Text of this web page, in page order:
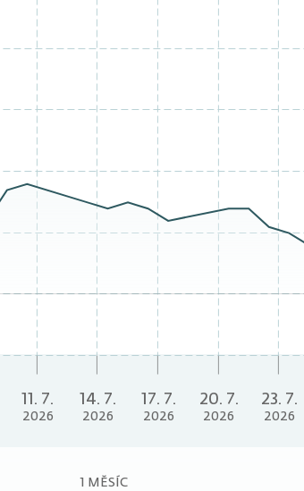
11. 7.
2026
14. 7.
2026
17. 7.
2026
20. 7.
2026
23. 7.
2026
1 MĚSÍC